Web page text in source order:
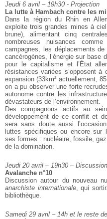
Jeudi 6 avril – 19h30 - Projection
La lutte à Hambach contre les
Dans la région du Rhin en
exploite troisgrandes mines à
brune), alimentant cinq
nombreuses nuisances
campagnes, les déplacements
cancérogènes, l’énergie sur base
pour le capitalisme et l’État
résistances variées s’opposent
expansion (33km² actuellement,
on a pu observer une forte
autonome contre les
dévastateurs de l’environnement.
Des compagnons actifs au
développementde ce conflit et
sera sans doute aussi
luttes spécifiques ou encore sur
ses formes : nucléaire, fossile,
de la domination.
Jeudi 20 avril – 19h30 – Discussion
Avalanche n°10
Discussion autour du nouveau
anarchiste internationale, qui
bibliothèque.
Samedi 29 avril – 14h et le reste